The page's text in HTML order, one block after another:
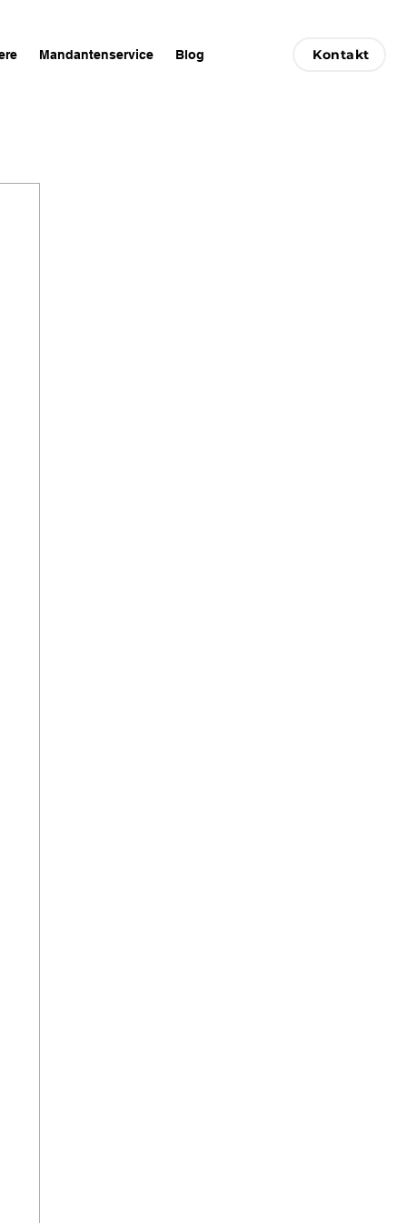
Mandantenservice Blog Kontakt